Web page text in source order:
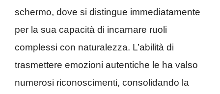
schermo, dove si distingue immediatamente
per la sua capacità di incarnare ruoli
complessi con naturalezza. L’abilità di
trasmettere emozioni autentiche le ha valso
numerosi riconoscimenti, consolidando la